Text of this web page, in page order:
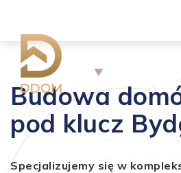
Budowa
pod klucz
Specjalizujemy się w